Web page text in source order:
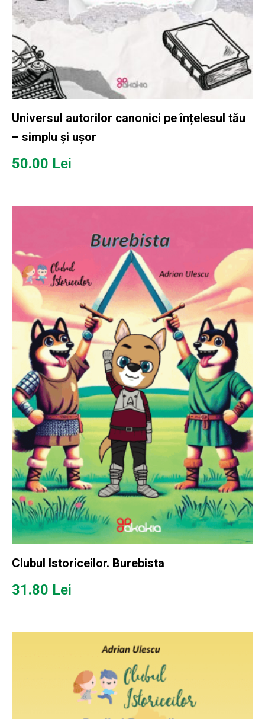
Universul autorilor canonici pe înțelesul tău
– simplu și ușor
50.00 Lei
Clubul Istoriceilor. Burebista
31.80 Lei